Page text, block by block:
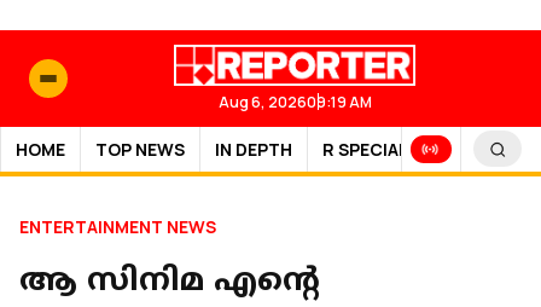
Aug 6, 202609:19 AM
HOME TOP NEWS IN DEPTH R SPECIAL SPORTS
ENTERTAINMENT NEWS
ആ സിനിമ എന്റെ